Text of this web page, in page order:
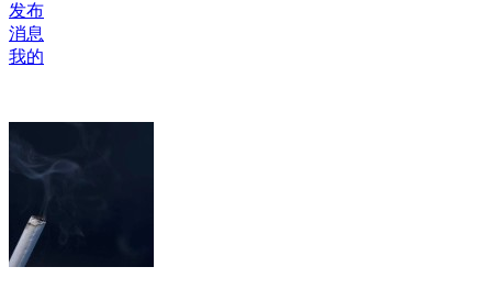
发布
消息
我的